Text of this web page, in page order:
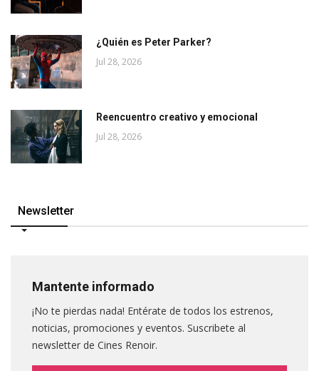
¿Quién es Peter Parker?
Jul 28, 2026
Reencuentro creativo y emocional
Jul 28, 2026
Newsletter
Mantente informado
¡No te pierdas nada! Entérate de todos los estrenos,
noticias, promociones y eventos. Suscribete al
newsletter de Cines Renoir.